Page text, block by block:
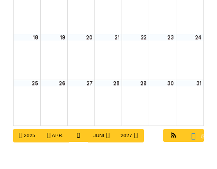
18 19 20 21 22 23 24
25 26 27 28 29 30 31
2025 APR. JUNI 2027